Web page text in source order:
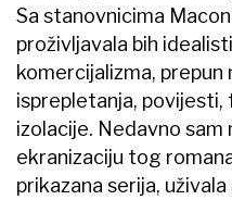
Sa stanovnicima
proživljavala bih
komercijalizma,
isprepletanja,
izolacije. Nedavno
ekranizaciju tog
prikazana serija,